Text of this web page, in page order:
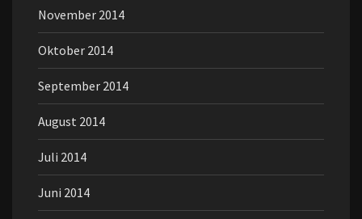
November 2014
Oktober 2014
September 2014
August 2014
Juli 2014
Juni 2014